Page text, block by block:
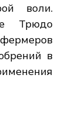
воли.
Трюдо
в